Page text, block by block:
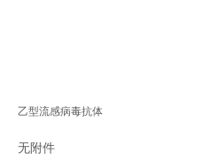
乙型流感病毒抗体
无附件